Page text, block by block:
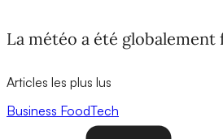
La météo a été globalement
Articles les plus lus
Business FoodTech